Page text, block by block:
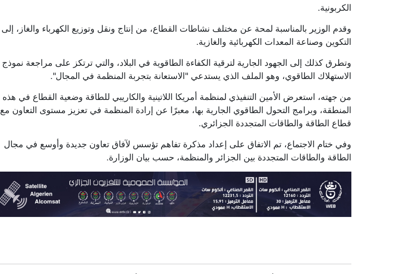
الكربونية.
وقدم الوزير بالمناسبة لمحة عن مختلف نشاطات القطاع، من إنتاج ونقل وتوزيع الكهرباء والغاز، إلى
التكوين وصناعة المعدات الكهربائية والغازية.
وتطرق كذلك إلى الجهود الجارية لترقية الكفاءة الطاقوية في البلاد، والتي ترتكز على مراجعة نموذج
الاستهلاك الطاقوي، وهو الملف الذي يستدعي "الاستعانة بتجربة المنظمة في المجال".
من جهته، استعرض الأمين التنفيذي لمنظمة أمريكا اللاتينية والكاريبي للطاقة وضعية القطاع في هذه
المنطقة، وبرامج التحول الطاقوي الجارية بها، معبرًا عن إرادة المنظمة في تعزيز مستوى التعاون مع
قطاع الطاقة والطاقات المتجددة الجزائري.
وفي ختام الاجتماع، تم الاتفاق على إعداد مذكرة تفاهم تؤسس لآفاق تعاون جديدة وأوسع في مجال
الطاقة والطاقات المتجددة بين الجزائر والمنظمة، حسب بيان الوزارة.